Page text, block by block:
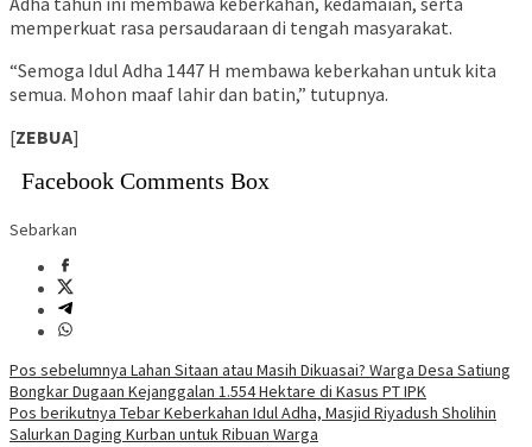
memperkuat rasa persaudaraan di tengah masyarakat.
“Semoga Idul Adha 1447 H membawa keberkahan untuk kita
semua. Mohon maaf lahir dan batin,” tutupnya.
[ZEBUA]
Facebook Comments Box
Sebarkan
Navigasi
pos
Pos sebelumnya Lahan Sitaan atau Masih Dikuasai? Warga Desa Satiung
Bongkar Dugaan Kejanggalan 1.554 Hektare di Kasus PT IPK
Pos berikutnya Tebar Keberkahan Idul Adha, Masjid Riyadush Sholihin
Salurkan Daging Kurban untuk Ribuan Warga